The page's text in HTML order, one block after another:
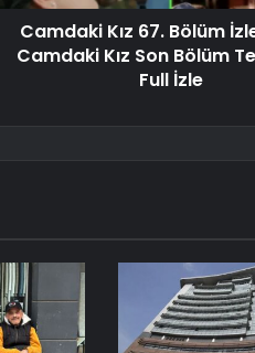
Camdaki Kız 67. Bölüm
Camdaki Kız Son Bölüm
Full İzle